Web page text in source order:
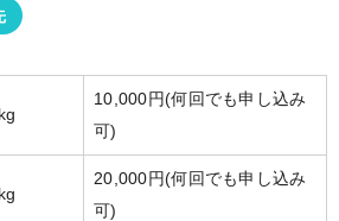
10,000円(何回でも申し込み
可)
20,000円(何回でも申し込み
可)